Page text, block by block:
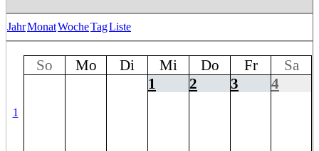
JahrMonatWocheTagListe
So Mo Di Mi Do Fr Sa
1
1 2 3 4